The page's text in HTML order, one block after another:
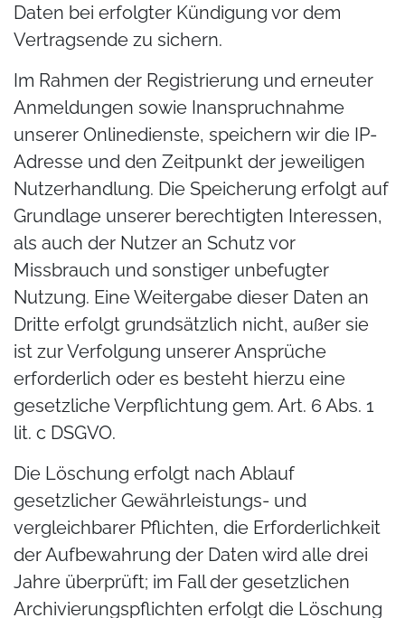
Daten bei erfolgter Kündigung vor dem
Vertragsende zu sichern.
Im Rahmen der Registrierung und erneuter
Anmeldungen sowie Inanspruchnahme
unserer Onlinedienste, speichern wir die IP-
Adresse und den Zeitpunkt der jeweiligen
Nutzerhandlung. Die Speicherung erfolgt auf
Grundlage unserer berechtigten Interessen,
als auch der Nutzer an Schutz vor
Missbrauch und sonstiger unbefugter
Nutzung. Eine Weitergabe dieser Daten an
Dritte erfolgt grundsätzlich nicht, außer sie
ist zur Verfolgung unserer Ansprüche
erforderlich oder es besteht hierzu eine
gesetzliche Verpflichtung gem. Art. 6 Abs. 1
lit. c DSGVO.
Die Löschung erfolgt nach Ablauf
gesetzlicher Gewährleistungs- und
vergleichbarer Pflichten, die Erforderlichkeit
der Aufbewahrung der Daten wird alle drei
Jahre überprüft; im Fall der gesetzlichen
Archivierungspflichten erfolgt die Löschung